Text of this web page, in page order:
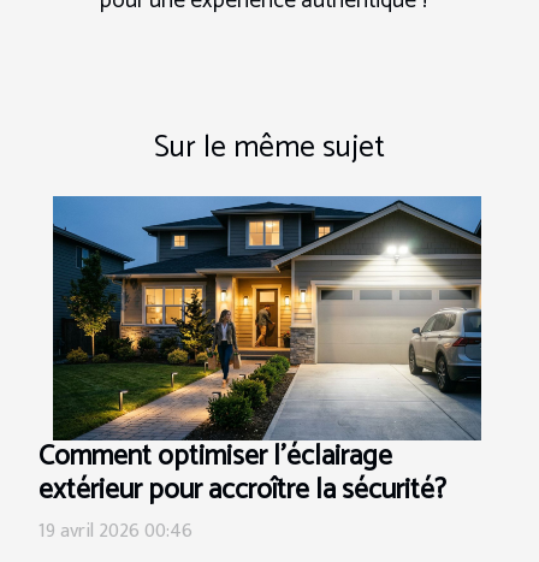
Sur le même sujet
Comment optimiser l'éclairage
extérieur pour accroître la sécurité?
19 avril 2026 00:46